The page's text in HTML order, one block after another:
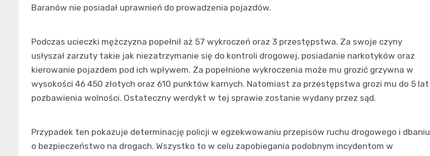
Baranów nie posiadał uprawnień do prowadzenia pojazdów.
Podczas ucieczki mężczyzna popełnił aż 57 wykroczeń oraz 3 przestępstwa. Za swoje czyny
usłyszał zarzuty takie jak niezatrzymanie się do kontroli drogowej, posiadanie narkotyków oraz
kierowanie pojazdem pod ich wpływem. Za popełnione wykroczenia może mu grozić grzywna w
wysokości 46 450 złotych oraz 610 punktów karnych. Natomiast za przestępstwa grozi mu do 5 lat
pozbawienia wolności. Ostateczny werdykt w tej sprawie zostanie wydany przez sąd.
Przypadek ten pokazuje determinację policji w egzekwowaniu przepisów ruchu drogowego i dbaniu
o bezpieczeństwo na drogach. Wszystko to w celu zapobiegania podobnym incydentom w